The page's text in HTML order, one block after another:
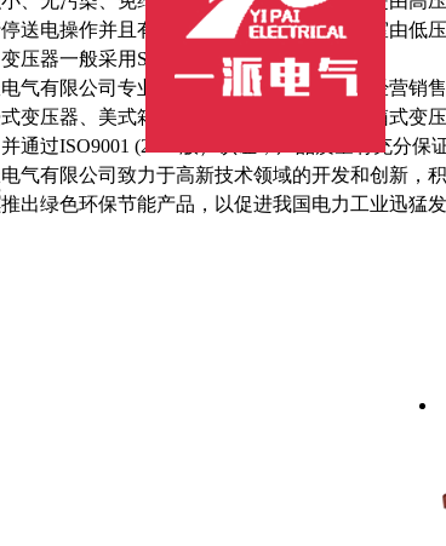
送电操作并且有过负荷和短路保护。低压室由低
压器一般采用S9或干式的等。
气有限公司专业电力设备制造企业，主要经营销
变压器、美式箱变等，是徐州规模最大的箱式变
通过ISO9001 (2000版）认证，产品质量有充分保证
气有限公司致力于高新技术领域的开发和创新，
出绿色环保节能产品，以促进我国电力工业迅猛